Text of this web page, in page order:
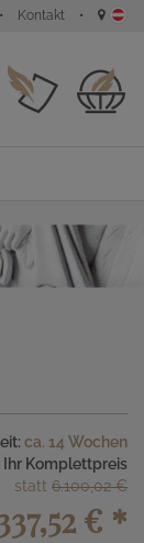
Kontakt
ca. 14 Wochen
Ihr Komplettpreis
statt 6.100,02 €
€ *